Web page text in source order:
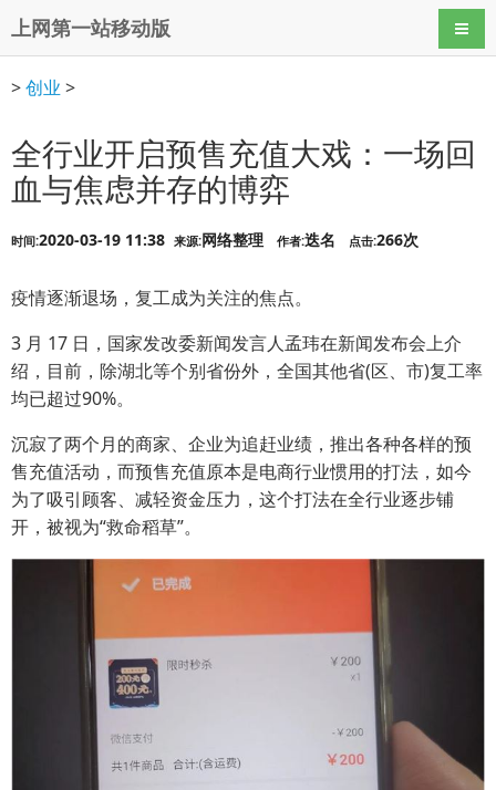
上网第一站移动版 导航
>创业 >
全行业开启预售充值大戏：一场回
血与焦虑并存的博弈
时间:2020-03-19 11:38 来源:网络整理 作者:迭名 点击:266次
疫情逐渐退场，复工成为关注的焦点。
3 月 17 日，国家发改委新闻发言人孟玮在新闻发布会上介
绍，目前，除湖北等个别省份外，全国其他省(区、市)复工率
均已超过90%。
沉寂了两个月的商家、企业为追赶业绩，推出各种各样的预
售充值活动，而预售充值原本是电商行业惯用的打法，如今
为了吸引顾客、减轻资金压力，这个打法在全行业逐步铺
开，被视为“救命稻草”。